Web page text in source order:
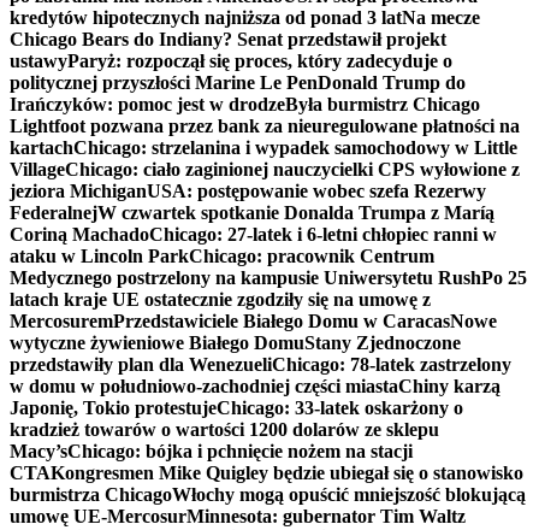
kredytów hipotecznych najniższa od ponad 3 latNa mecze
Chicago Bears do Indiany? Senat przedstawił projekt
ustawyParyż: rozpoczął się proces, który zadecyduje o
politycznej przyszłości Marine Le PenDonald Trump do
Irańczyków: pomoc jest w drodzeByła burmistrz Chicago
Lightfoot pozwana przez bank za nieuregulowane płatności na
kartachChicago: strzelanina i wypadek samochodowy w Little
VillageChicago: ciało zaginionej nauczycielki CPS wyłowione z
jeziora MichiganUSA: postępowanie wobec szefa Rezerwy
FederalnejW czwartek spotkanie Donalda Trumpa z Maríą
Coriną MachadoChicago: 27-latek i 6-letni chłopiec ranni w
ataku w Lincoln ParkChicago: pracownik Centrum
Medycznego postrzelony na kampusie Uniwersytetu RushPo 25
latach kraje UE ostatecznie zgodziły się na umowę z
MercosuremPrzedstawiciele Białego Domu w CaracasNowe
wytyczne żywieniowe Białego DomuStany Zjednoczone
przedstawiły plan dla WenezueliChicago: 78-latek zastrzelony
w domu w południowo-zachodniej części miastaChiny karzą
Japonię, Tokio protestujeChicago: 33-latek oskarżony o
kradzież towarów o wartości 1200 dolarów ze sklepu
Macy’sChicago: bójka i pchnięcie nożem na stacji
CTAKongresmen Mike Quigley będzie ubiegał się o stanowisko
burmistrza ChicagoWłochy mogą opuścić mniejszość blokującą
umowę UE-MercosurMinnesota: gubernator Tim Waltz